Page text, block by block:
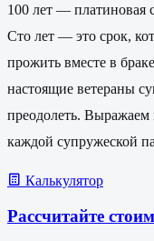
100 лет — платиновая
Сто лет — это срок,
прожить вместе в
настоящие ветераны
преодолеть.
каждой супружеской
Калькулятор
Рассчитайте